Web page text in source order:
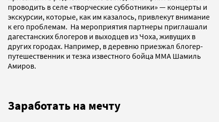
проводить в селе «творческие субботники» — концерты и
экскурсии, которые, как им казалось, привлекут внимание
к его проблемам. На мероприятия партнеры приглашали
дагестанских блогеров и выходцев из Чоха, живущих в
других городах. Например, в деревню приезжал блогер-
путешественник и тезка известного бойца ММА Шамиль
Амиров.
Заработать на мечту